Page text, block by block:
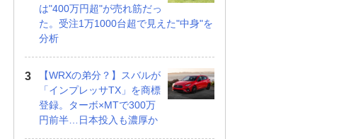
は"400万円超"が売れ筋だっ
た。受注1万1000台超で見えた"中身"を
分析
【WRXの弟分？】スバルが
「インプレッサTX」を商標
登録。ターボ×MTで300万
円前半…日本投入も濃厚か